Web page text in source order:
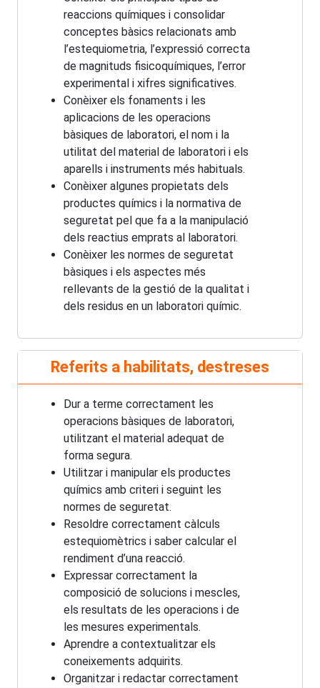
reaccions químiques i consolidar
conceptes bàsics relacionats amb
l’estequiometria, l’expressió correcta
de magnituds fisicoquímiques, l’error
experimental i xifres significatives.
Conèixer els fonaments i les
aplicacions de les operacions
bàsiques de laboratori, el nom i la
utilitat del material de laboratori i els
aparells i instruments més habituals.
Conèixer algunes propietats dels
productes químics i la normativa de
seguretat pel que fa a la manipulació
dels reactius emprats al laboratori.
Conèixer les normes de seguretat
bàsiques i els aspectes més
rellevants de la gestió de la qualitat i
dels residus en un laboratori químic.
Referits a habilitats, destreses
Dur a terme correctament les
operacions bàsiques de laboratori,
utilitzant el material adequat de
forma segura.
Utilitzar i manipular els productes
químics amb criteri i seguint les
normes de seguretat.
Resoldre correctament càlculs
estequiomètrics i saber calcular el
rendiment d’una reacció.
Expressar correctament la
composició de solucions i mescles,
els resultats de les operacions i de
les mesures experimentals.
Aprendre a contextualitzar els
coneixements adquirits.
Organitzar i redactar correctament